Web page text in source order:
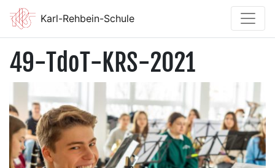
Karl-Rehbein-Schule
49-TdoT-KRS-2021